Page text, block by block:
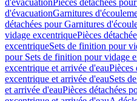
d'évacuationPièces détachées
d'évacuationGarnitures
détachées pour Garnitures
vidage excentriquePièces
excentriqueSets de finition pour
pour Sets de finition pour vidage
excentrique et arrivée d'eauPièces
excentrique et arrivée d'eauSets
et arrivée d'eauPièces détachées